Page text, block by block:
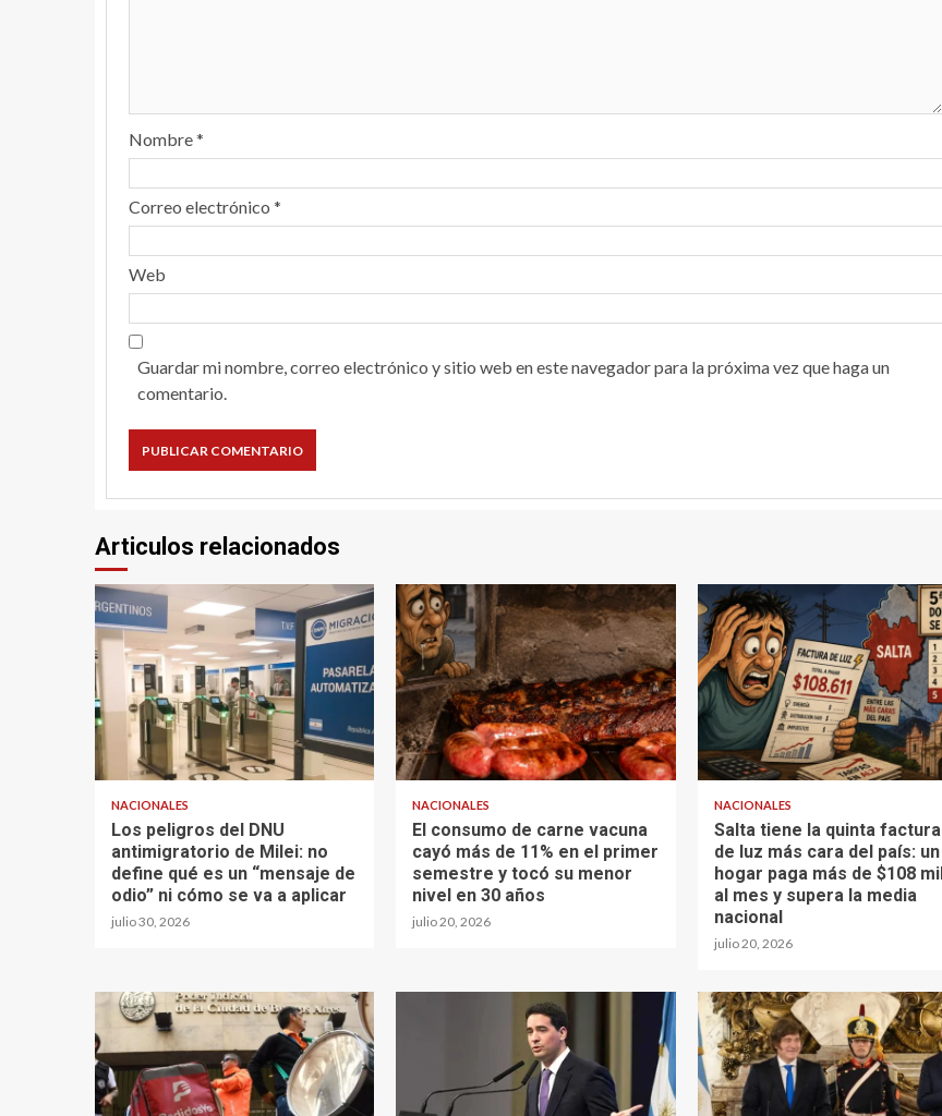
Nombre*
Correo electrónico *
Web
Guardar mi nombre, correo electrónico y sitio web en este navegador para la próxima vez que haga un
comentario.
Articulos relacionados
NACIONALES
Los peligros del DNU
antimigratorio de Milei: no
define qué es un “mensaje de
odio” ni cómo se va a aplicar
julio 30, 2026
NACIONALES
El consumo de carne vacuna
cayó más de 11% en el primer
semestre y tocó su menor
nivel en 30 años
julio 20, 2026
NACIONALES
Salta tiene la quinta factura
de luz más cara del país: un
hogar paga más de $108 mil
al mes y supera la media
nacional
julio 20, 2026